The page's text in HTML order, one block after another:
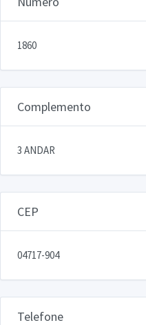
1860
Complemento
3 ANDAR
CEP
04717-904
Telefone